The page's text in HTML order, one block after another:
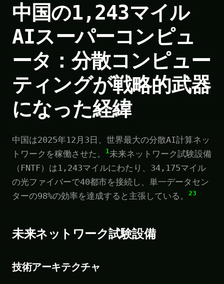
中国の1,243マイル
AIスーパーコンピュ
ータ：分散コンピュー
ティングが戦略的武器
になった経緯
中国は2025年12月3日、世界最大の分散AI計算ネッ
トワークを稼働させた。
1未来ネットワーク試験設備
（FNTF）は1,243マイルにわたり、34,175マイル
の光ファイバーで40都市を接続し、単一データセン
ターの98%の効率を達成すると主張している。
23
未来ネットワーク試験設備
技術アーキテクチャ